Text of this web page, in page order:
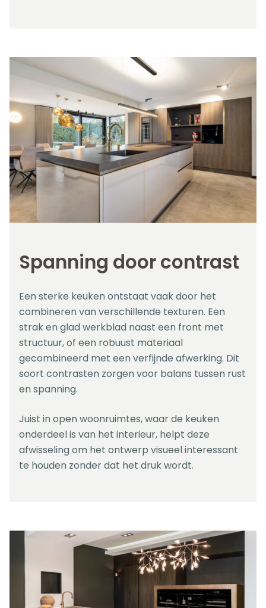
Spanning door contrast
Een sterke keuken ontstaat vaak door het
combineren van verschillende texturen. Een
strak en glad werkblad naast een front met
structuur, of een robuust materiaal
gecombineerd met een verfijnde afwerking. Dit
soort contrasten zorgen voor balans tussen rust
en spanning.
Juist in open woonruimtes, waar de keuken
onderdeel is van het interieur, helpt deze
afwisseling om het ontwerp visueel interessant
te houden zonder dat het druk wordt.